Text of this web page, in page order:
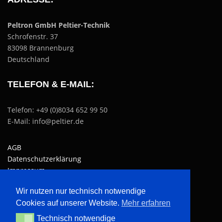
Peltron GmbH Peltier-Technik
Schrofenstr. 37
83098 Brannenburg
Deutschland
TELEFON & E-MAIL:
Telefon: +49 (0)8034 652 99 50
E-Mail: info@peltier.de
AGB
Datenschutzerklärung
Impressum
Website erstellt vonSEObest
Wir nutzen nur technisch notwendige
Cookies auf unserer Website. Mehr erfahren
Technisch notwendige
Technisch notwendige